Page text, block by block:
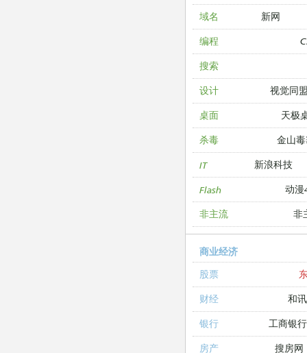
域名 新网
编程
搜索
设计 视觉同
桌面 天极
杀毒 金山
IT 新浪科技
Flash 动漫
非主流 非
商业经济
股票
财经 和
银行 工商银行
房产 搜房网